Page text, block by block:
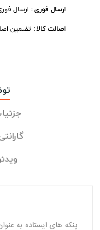
ارسال فوری ارسال
اصالت کالا تضمین
پنکه های ایستاده به